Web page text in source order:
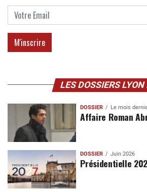
LES DOSSIERS
DOSSIER Le mois
Affaire Roman
DOSSIER Juin 2026
Présidentielle